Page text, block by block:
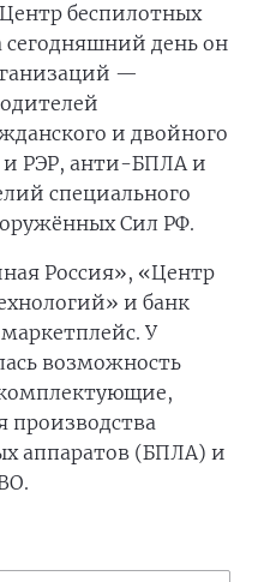
беспилотных
сегодняшний день он
—
и двойного
и РЭР, анти-БПЛА и
специального
Сил РФ.
Россия», «Центр
и банк
У
возможность
комплектующие,
производства
аппаратов (БПЛА) и